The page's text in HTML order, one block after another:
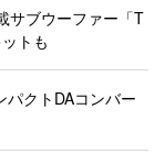
サブウーファー「T
トも
クトDAコンバー